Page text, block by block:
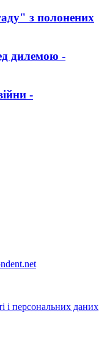
з полонених
дилемою -
-
і персональних даних